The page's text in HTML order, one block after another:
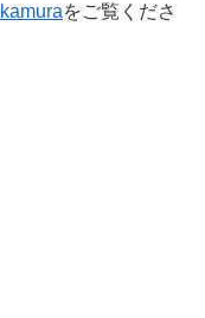
をご覧くださ